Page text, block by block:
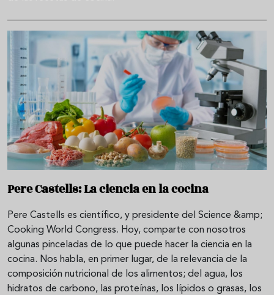
Pere Castells: La ciencia en la cocina
Pere Castells es científico, y presidente del Science &amp;
Cooking World Congress. Hoy, comparte con nosotros
algunas pinceladas de lo que puede hacer la ciencia en la
cocina. Nos habla, en primer lugar, de la relevancia de la
composición nutricional de los alimentos; del agua, los
hidratos de carbono, las proteínas, los lípidos o grasas, los